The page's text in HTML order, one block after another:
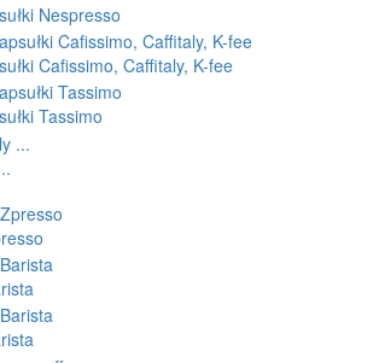
Nespresso
Cafissimo, Caffitaly, K-fee
Tassimo